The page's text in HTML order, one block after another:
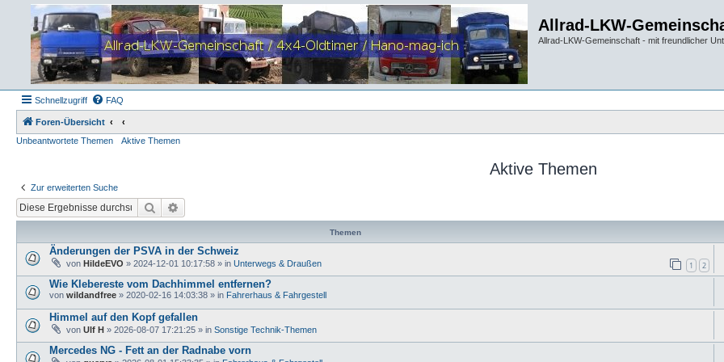
Allrad-LKW-
Allrad-LKW-Gemeinschaft - mit freundlicher
Schnellzugriff FAQ
Foren-Übersicht
Unbeantwortete Themen
Aktive Themen
Aktive Themen
Zur erweiterten Suche
Suche
Themen
Änderungen der PSVA in der Schweiz
von HildeEVO » 2024-12-01 10:17:58 » in Unterwegs & Draußen 1 2
Wie Klebereste vom Dachhimmel entfernen?
von wildandfree » 2020-02-16 14:03:38 » in Fahrerhaus & Fahrgestell
Himmel auf den Kopf gefallen
von Ulf H » 2026-08-07 17:21:25 » in Sonstige Technik-Themen
Mercedes NG - Fett an der Radnabe vorn